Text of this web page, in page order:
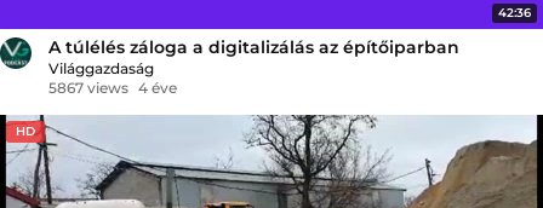
42:36
A túlélés záloga a digitalizálás az építőiparban
Világgazdaság
5867 views 4 éve
HD